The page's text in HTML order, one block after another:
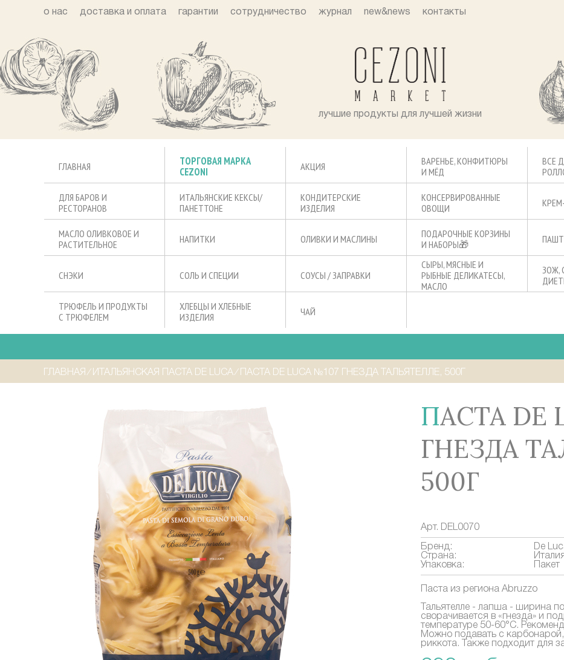
о нас доставка и оплата гарантии сотрудничество журнал new&news контакты
лучшие продукты для лучшей жизни
ГЛАВНАЯ
ТОРГОВАЯ МАРКА
CEZONI
АКЦИЯ
ВАРЕНЬЕ, КОНФИТЮРЫ
И МЁД
ВСЕ
ДЛЯ БАРОВ И
РЕСТОРАНОВ
ИТАЛЬЯНСКИЕ КЕКСЫ/
ПАНЕТТОНЕ
КОНДИТЕРСКИЕ
ИЗДЕЛИЯ
КОНСЕРВИРОВАННЫЕ
ОВОЩИ
МАСЛО ОЛИВКОВОЕ И
РАСТИТЕЛЬНОЕ
НАПИТКИ ОЛИВКИ И МАСЛИНЫ
ПОДАРОЧНЫЕ КОРЗИНЫ
И НАБОРЫ🎁
СНЭКИ СОЛЬ И СПЕЦИИ СОУСЫ / ЗАПРАВКИ
СЫРЫ, МЯСНЫЕ И
РЫБНЫЕ ДЕЛИКАТЕСЫ,
МАСЛО
ЗОЖ,
ТРЮФЕЛЬ И ПРОДУКТЫ
С ТРЮФЕЛЕМ
ХЛЕБЦЫ И ХЛЕБНЫЕ
ИЗДЕЛИЯ
ЧАЙ
ГЛАВНАЯ ⁄ ИТАЛЬЯНСКАЯ ПАСТА DE LUCA ⁄ ПАСТА DE LUCA №107 ГНЕЗДА ТАЛЬЯТЕЛЛЕ, 500Г
ПАСТА DE LUCA №107
ГНЕЗДА
500Г
Арт. DEL0070
Бренд:
De
Страна:
Италия
Упаковка:
Пакет
Паста из региона Abruzzo
Тальятелле - лапша - ширина
сворачивается в «гнезда» и
температуре 50-60°C.
Можно подавать с
риккота. Также подходит для